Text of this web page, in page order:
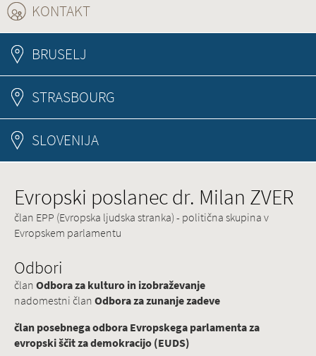
KONTAKT
BRUSELJ
STRASBOURG
SLOVENIJA
Evropski poslanec dr. Milan ZVER
član EPP (Evropska ljudska stranka) - politična skupina v
Evropskem parlamentu
Odbori
članOdbora za kulturo in izobraževanje
nadomestni članOdbora za zunanje zadeve
član posebnega odbora Evropskega parlamenta za
evropski ščit za demokracijo (EUDS)